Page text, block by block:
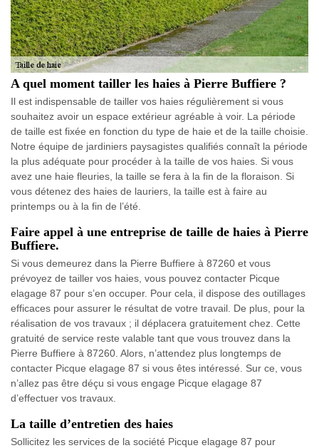
A quel moment tailler les haies à Pierre Buffiere ?
Il est indispensable de tailler vos haies régulièrement si vous
souhaitez avoir un espace extérieur agréable à voir. La période
de taille est fixée en fonction du type de haie et de la taille choisie.
Notre équipe de jardiniers paysagistes qualifiés connaît la période
la plus adéquate pour procéder à la taille de vos haies. Si vous
avez une haie fleuries, la taille se fera à la fin de la floraison. Si
vous détenez des haies de lauriers, la taille est à faire au
printemps ou à la fin de l’été.
Faire appel à une entreprise de taille de haies à Pierre
Buffiere.
Si vous demeurez dans la Pierre Buffiere à 87260 et vous
prévoyez de tailler vos haies, vous pouvez contacter Picque
elagage 87 pour s’en occuper. Pour cela, il dispose des outillages
efficaces pour assurer le résultat de votre travail. De plus, pour la
réalisation de vos travaux ; il déplacera gratuitement chez. Cette
gratuité de service reste valable tant que vous trouvez dans la
Pierre Buffiere à 87260. Alors, n’attendez plus longtemps de
contacter Picque elagage 87 si vous êtes intéressé. Sur ce, vous
n’allez pas être déçu si vous engage Picque elagage 87
d’effectuer vos travaux.
La taille d’entretien des haies
Sollicitez les services de la société Picque elagage 87 pour